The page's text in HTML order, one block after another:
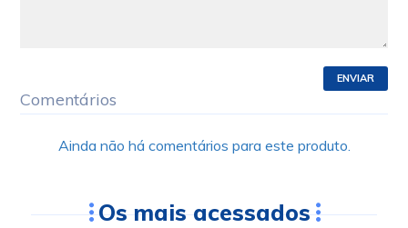
ENVIAR
Comentários
Ainda não há comentários para este produto.
Os mais acessados